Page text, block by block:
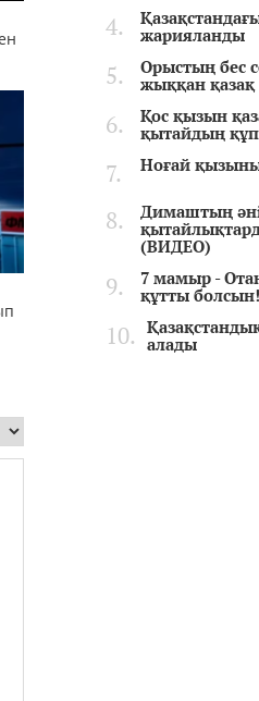
жарияланды
Орыстың бес
жыққан қазақ
Қос қызын
қытайдың
Ноғай
Димаштың
(ВИДЕО)
7 мамыр -
құтты болсын!
алады